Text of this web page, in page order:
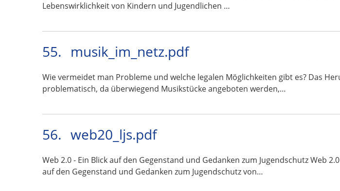
Lebenswirklichkeit von Kindern und Jugendlichen …
55. musik_im_netz.pdf
Wie vermeidet man Probleme und welche legalen Möglichkeiten gibt es? Das
problematisch, da überwiegend Musikstücke angeboten werden,…
56. web20_ljs.pdf
Web 2.0 - Ein Blick auf den Gegenstand und Gedanken zum Jugendschutz Web
auf den Gegenstand und Gedanken zum Jugendschutz von…